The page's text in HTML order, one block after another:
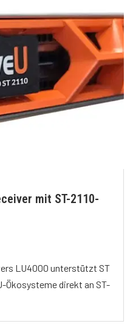
mit ST-2110-
LU4000 unterstützt ST
Ökosysteme direkt an ST-